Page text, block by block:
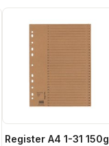
Register A4 1-31 150g